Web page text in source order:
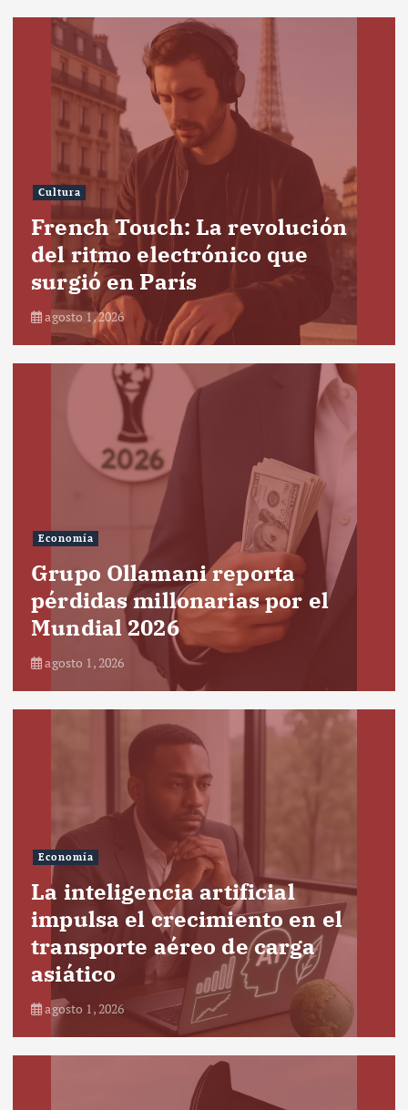
Cultura
French Touch: La revolución
del ritmo electrónico que
surgió en París
agosto 1, 2026
Economía
Grupo Ollamani reporta
pérdidas millonarias por el
Mundial 2026
agosto 1, 2026
Economía
La inteligencia artificial
impulsa el crecimiento en el
transporte aéreo de carga
asiático
agosto 1, 2026